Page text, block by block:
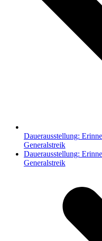
Dauerausstellung:
Generalstreik
Nächster
Beitrag:
Dauerausstellung:
Generalstreik